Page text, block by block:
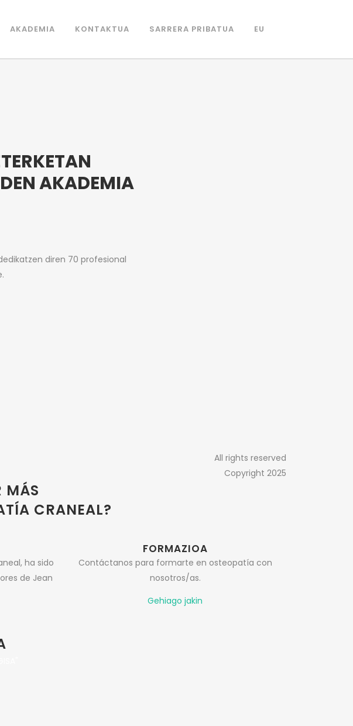
AKADEMIA KONTAKTUA SARRERA PRIBATUA EU
AKADEMIA
diren 70 profesional
All rights reserved
Copyright 2025
MÁS
CRANEAL?
ha sido
de Jean
FORMAZIOA
Contáctanos para formarte en osteopatía con
nosotros/as.
Gehiago jakin